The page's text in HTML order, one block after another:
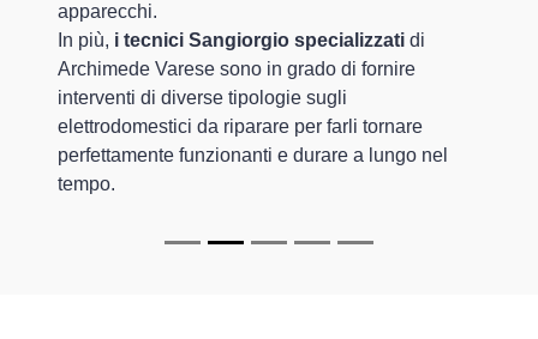
apparecchi.
In più, i tecnici Sangiorgio specializzati di
Archimede Varese sono in grado di fornire
interventi di diverse tipologie sugli
elettrodomestici da riparare per farli tornare
perfettamente funzionanti e durare a lungo nel
tempo.